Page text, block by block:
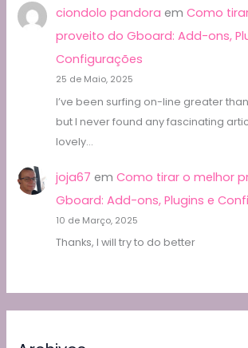
ciondolo pandora em Como
proveito do Gboard: Add-ons,
Configurações
25 de Maio, 2025
I’ve been surfing on-line greater
but I never found any fascinating
lovely…
joja67 em Como tirar o melhor
Gboard: Add-ons, Plugins e
10 de Março, 2025
Thanks, I will try to do better